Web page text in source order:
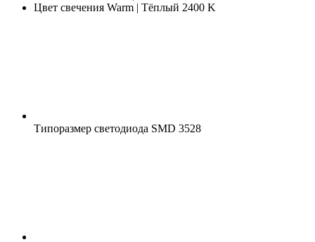
Цвет свечения Warm | Тёплый 2400 K
Типоразмер светодиода SMD 3528